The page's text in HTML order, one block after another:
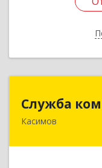
Служба
Касимов
Служба
391300,